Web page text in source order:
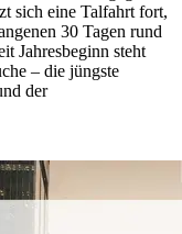
sich eine Talfahrt fort,
30 Tagen rund
Jahresbeginn steht
– die jüngste
der